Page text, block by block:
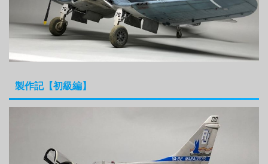
製作記【初級編】